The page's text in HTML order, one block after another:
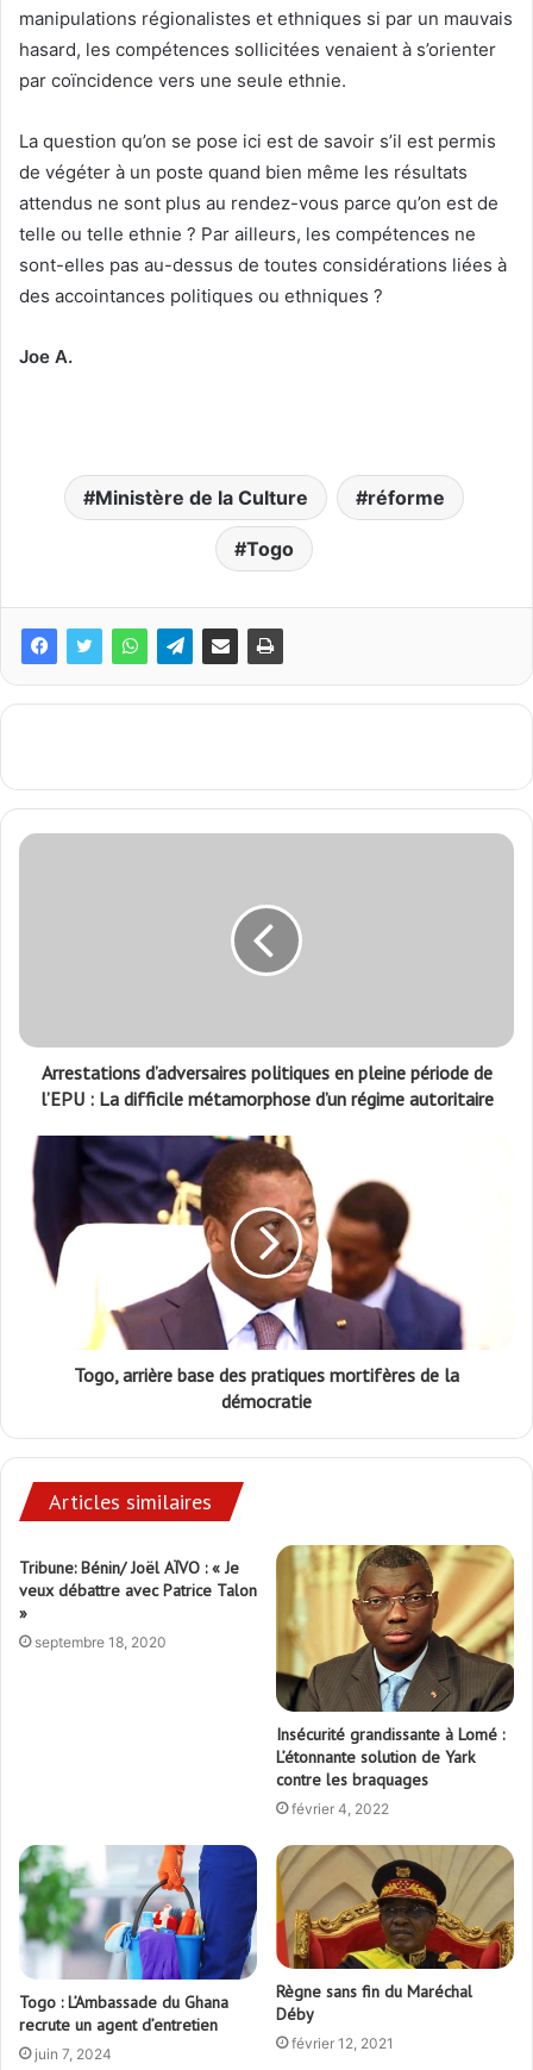
manipulations régionalistes et ethniques si par un mauvais
hasard, les compétences sollicitées venaient à s’orienter
par coïncidence vers une seule ethnie.
La question qu’on se pose ici est de savoir s’il est permis
de végéter à un poste quand bien même les résultats
attendus ne sont plus au rendez-vous parce qu’on est de
telle ou telle ethnie ? Par ailleurs, les compétences ne
sont-elles pas au-dessus de toutes considérations liées à
des accointances politiques ou ethniques ?
Joe A.
Ministère de la Culture réforme
Togo
Arrestations d’adversaires politiques en pleine période de
l’EPU : La difficile métamorphose d’un régime autoritaire
Togo, arrière base des pratiques mortifères de la
démocratie
Articles similaires
Tribune: Bénin/ Joël AÏVO : « Je
veux débattre avec Patrice Talon
»
septembre 18, 2020
Insécurité grandissante à Lomé :
L’étonnante solution de Yark
contre les braquages
février 4, 2022
Togo : L’Ambassade du Ghana
recrute un agent d’entretien
juin 7, 2024
Règne sans fin du Maréchal
Déby
février 12, 2021